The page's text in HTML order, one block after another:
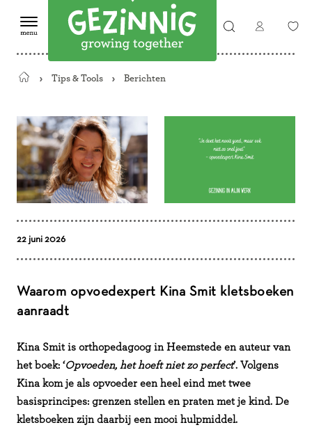
Terug
startpagina
Tips & Tools Berichten
22 juni 2026
Waarom opvoedexpert Kina Smit kletsboeken
aanraadt
Kina Smit is orthopedagoog in Heemstede en auteur van
het boek: ‘Opvoeden, het hoeft niet zo perfect’. Volgens
Kina kom je als opvoeder een heel eind met twee
basisprincipes: grenzen stellen en praten met je kind. De
kletsboeken zijn daarbij een mooi hulpmiddel.